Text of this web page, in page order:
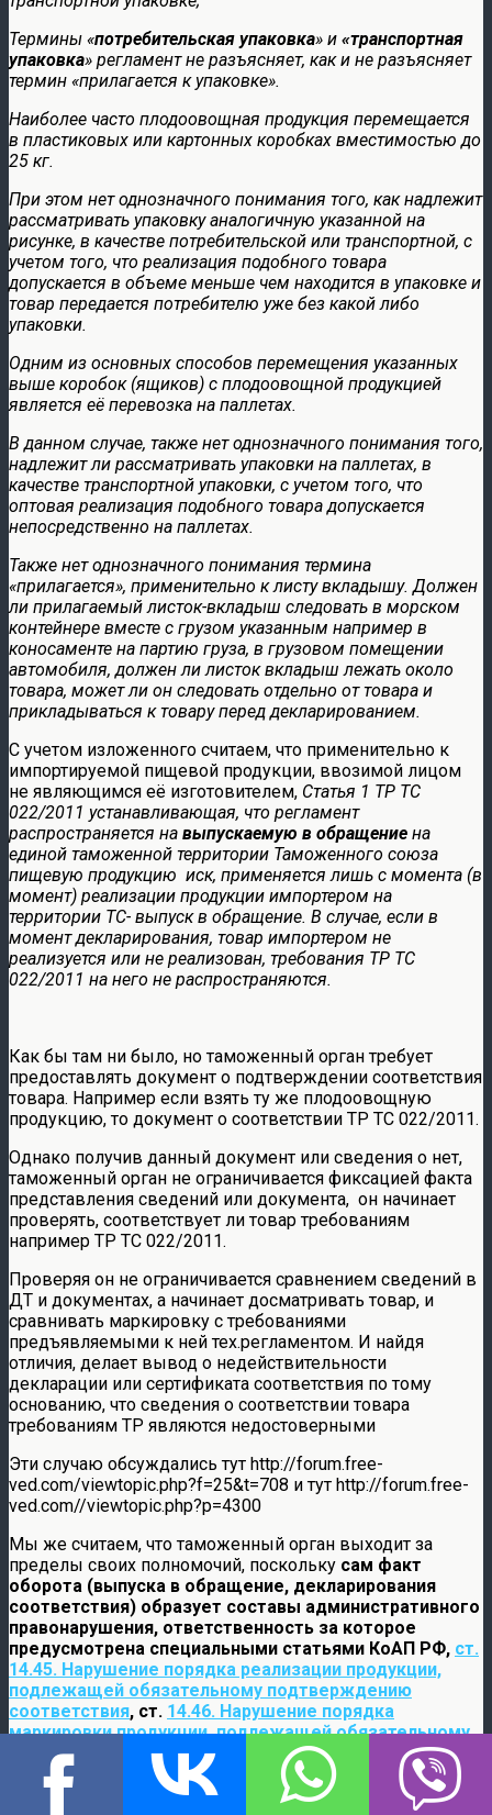
Термины «потребительская упаковка» и «транспортная
упаковка» регламент не разъясняет, как и не разъясняет
термин «прилагается к упаковке».
Наиболее часто плодоовощная продукция перемещается
в пластиковых или картонных коробках вместимостью до
25 кг.
При этом нет однозначного понимания того, как надлежит
рассматривать упаковку аналогичную указанной на
рисунке, в качестве потребительской или транспортной, с
учетом того, что реализация подобного товара
допускается в объеме меньше чем находится в упаковке и
товар передается потребителю уже без какой либо
упаковки.
Одним из основных способов перемещения указанных
выше коробок (ящиков) с плодоовощной продукцией
является её перевозка на паллетах.
В данном случае, также нет однозначного понимания того,
надлежит ли рассматривать упаковки на паллетах, в
качестве транспортной упаковки, с учетом того, что
оптовая реализация подобного товара допускается
непосредственно на паллетах.
Также нет однозначного понимания термина
«прилагается», применительно к листу вкладышу. Должен
ли прилагаемый листок-вкладыш следовать в морском
контейнере вместе с грузом указанным например в
коносаменте на партию груза, в грузовом помещении
автомобиля, должен ли листок вкладыш лежать около
товара, может ли он следовать отдельно от товара и
прикладываться к товару перед декларированием.
С учетом изложенного считаем, что применительно к
импортируемой пищевой продукции, ввозимой лицом
не являющимся её изготовителем, Статья 1 ТР ТС
022/2011 устанавливающая, что регламент
распространяется на выпускаемую в обращение на
единой таможенной территории Таможенного союза
пищевую продукцию иск, применяется лишь с момента (в
момент) реализации продукции импортером на
территории ТС- выпуск в обращение. В случае, если в
момент декларирования, товар импортером не
реализуется или не реализован, требования ТР ТС
022/2011 на него не распространяются.
Как бы там ни было, но таможенный орган требует
предоставлять документ о подтверждении соответствия
товара. Например если взять ту же плодоовощную
продукцию, то документ о соответствии ТР ТС 022/2011.
Однако получив данный документ или сведения о нет,
таможенный орган не ограничивается фиксацией факта
представления сведений или документа, он начинает
проверять, соответствует ли товар требованиям
например ТР ТС 022/2011.
Проверяя он не ограничивается сравнением сведений в
ДТ и документах, а начинает досматривать товар, и
сравнивать маркировку с требованиями
предъявляемыми к ней тех.регламентом. И найдя
отличия, делает вывод о недействительности
декларации или сертификата соответствия по тому
основанию, что сведения о соответствии товара
требованиям ТР являются недостоверными
Эти случаю обсуждались тут http://forum.free-
ved.com/viewtopic.php?f=25&t=708 и тут http://forum.free-
ved.com//viewtopic.php?p=4300
Мы же считаем, что таможенный орган выходит за
пределы своих полномочий, поскольку сам факт
оборота (выпуска в обращение, декларирования
соответствия) образует составы административного
правонарушения, ответственность за которое
предусмотрена специальными статьями КоАП РФ, ст.
14.45. Нарушение порядка реализации продукции,
подлежащей обязательному подтверждению
соответствия, ст. 14.46. Нарушение порядка
маркировки продукции, подлежащей обязательному
подтверждению соответствия
, НО лишь при условии,
что продукция выпущена в ОБРАЩЕНИЕ, то есть
реализована